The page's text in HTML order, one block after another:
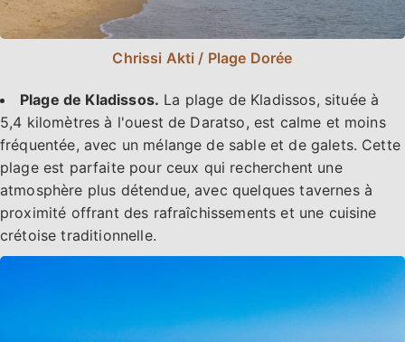
Chrissi Akti / Plage Dorée
Plage de Kladissos. La plage de Kladissos, située à
5,4 kilomètres à l'ouest de Daratso, est calme et moins
fréquentée, avec un mélange de sable et de galets. Cette
plage est parfaite pour ceux qui recherchent une
atmosphère plus détendue, avec quelques tavernes à
proximité offrant des rafraîchissements et une cuisine
crétoise traditionnelle.